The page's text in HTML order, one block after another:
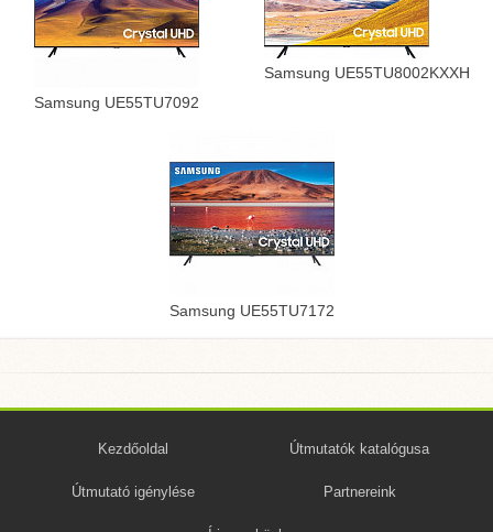
Samsung UE55TU7092
Samsung UE55TU8002KXXH
Samsung UE55TU7172
Kezdőoldal Útmutatók katalógusa
Útmutató igénylése Partnereink